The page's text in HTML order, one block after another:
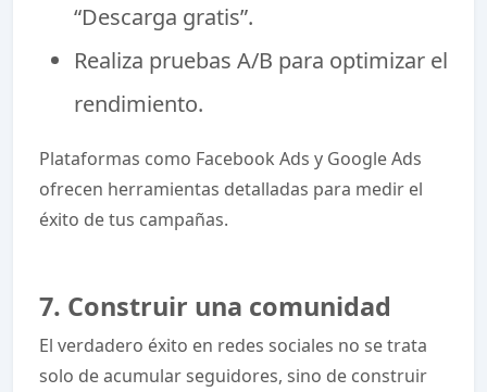
“Descarga gratis”.
Realiza pruebas A/B para optimizar el
rendimiento.
Plataformas como Facebook Ads y Google Ads
ofrecen herramientas detalladas para medir el
éxito de tus campañas.
7. Construir una comunidad
El verdadero éxito en redes sociales no se trata
solo de acumular seguidores, sino de construir